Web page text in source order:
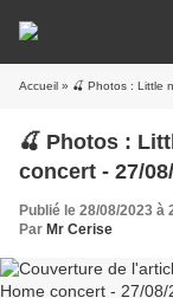
Accueil » 🍒 Photos : Little
🍒 Photos :
concert - 27/
Publié le 28/08/2023 à
Par Mr Cerise